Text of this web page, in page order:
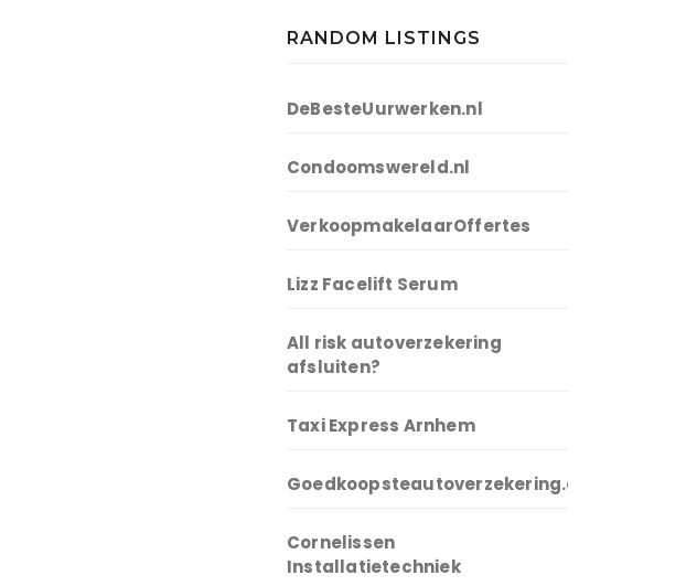
RANDOM LISTINGS
DeBesteUurwerken.nl
Condoomswereld.nl
VerkoopmakelaarOffertes
Lizz Facelift Serum
All risk autoverzekering
afsluiten?
Taxi Express Arnhem
Goedkoopsteautoverzekering.com
Cornelissen
Installatietechniek